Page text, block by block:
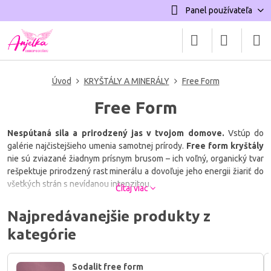
Panel používateľa
Úvod KRYŠTÁLY A MINERÁLY Free Form
Free Form
Nespútaná sila a prirodzený jas v tvojom domove. Vstúp do
galérie najčistejšieho umenia samotnej prírody. Free form kryštály
nie sú zviazané žiadnym prísnym brusom – ich voľný, organický tvar
rešpektuje prirodzený rast minerálu a dovoľuje jeho energii žiariť do
všetkých strán s nevídanou intenzitou.
„voľný tvar" je neopakovateľným originálom, presne tak, ako si ty.
Free form kryštály sú tvojimi mocnými spojencami
Zaplaviť svoj domov vysokými vibráciamia vytvoriť v ňom
bezpečný prístav.
Čítaj viac
Najpredávanejšie produkty z
kategórie
Sodalit free form